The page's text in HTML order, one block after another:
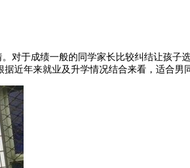
对于成绩一般的同学家长比较纠结让孩
近年来就业及升学情况结合来看，适合